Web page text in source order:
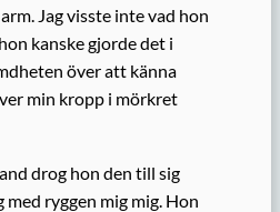
Jag visste inte vad hon
kanske gjorde det i
över att känna
min kropp i mörkret
drog hon den till sig
med ryggen mig mig. Hon